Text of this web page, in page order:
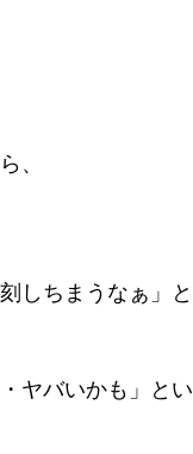
、
しちまうなぁ」と
ヤバいかも」とい